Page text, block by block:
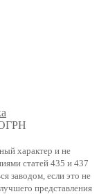
характер и не
статей 435 и 437
заводом, если это не
представления